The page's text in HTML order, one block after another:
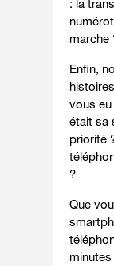
: la
marche
Enfin,
vous
était sa
priorité
?
Que